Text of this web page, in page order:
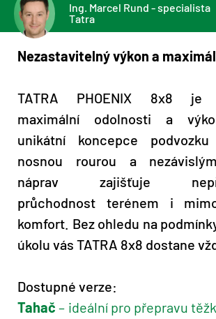
Ing. Marcel Rund - specialista
Tatra
Nezastavitelný výkon a
TATRA PHOENIX 8x8 je
maximální odolnosti a
unikátní koncepce
nosnou rourou a
náprav zajišťuje
průchodnost terénem i
komfort. Bez ohledu na
úkolu vás TATRA 8x8 dostane
Dostupné verze:
Tahač – ideální pro přepravu